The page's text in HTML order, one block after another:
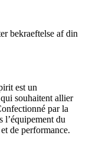
bekraeftelse af din
est un
souhaitent allier
par la
l’équipement du
de performance.